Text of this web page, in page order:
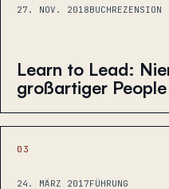
27. NOV. 2018BUCHREZENSION
Learn to Lead:
großartiger
03
24. MÄRZ 2017FÜHRUNG